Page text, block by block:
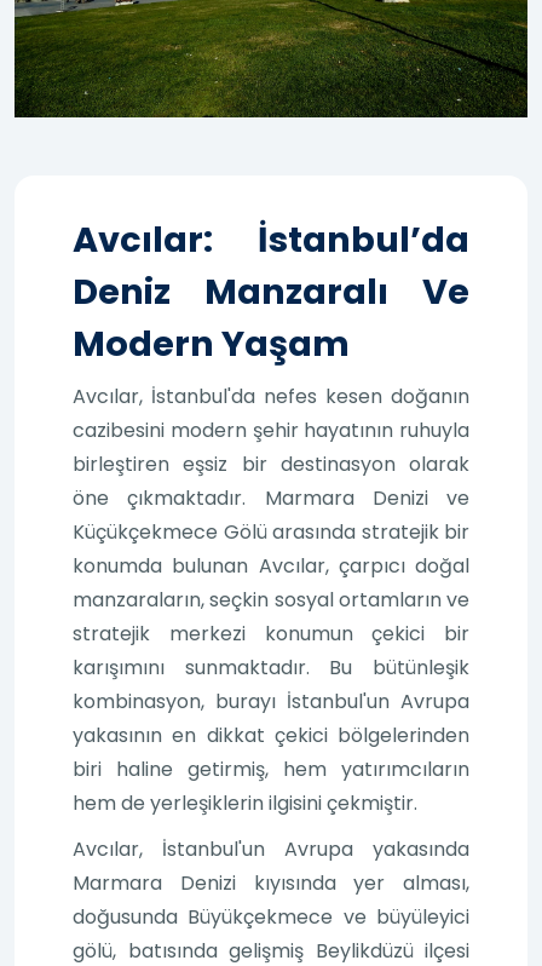
Avcılar: İstanbul’da
Deniz Manzaralı Ve
Modern Yaşam
Avcılar, İstanbul'da nefes kesen doğanın
cazibesini modern şehir hayatının ruhuyla
birleştiren eşsiz bir destinasyon olarak
öne çıkmaktadır. Marmara Denizi ve
Küçükçekmece Gölü arasında stratejik bir
konumda bulunan Avcılar, çarpıcı doğal
manzaraların, seçkin sosyal ortamların ve
stratejik merkezi konumun çekici bir
karışımını sunmaktadır. Bu bütünleşik
kombinasyon, burayı İstanbul'un Avrupa
yakasının en dikkat çekici bölgelerinden
biri haline getirmiş, hem yatırımcıların
hem de yerleşiklerin ilgisini çekmiştir.
Avcılar, İstanbul'un Avrupa yakasında
Marmara Denizi kıyısında yer alması,
doğusunda Büyükçekmece ve büyüleyici
gölü, batısında gelişmiş Beylikdüzü ilçesi